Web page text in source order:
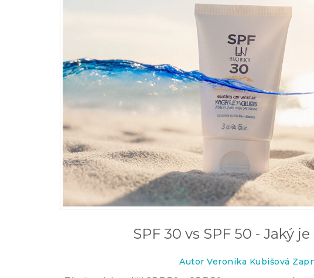
SPF 30 vs SPF 50 - Jaký
Autor Veronika Kubišová
Ráno, večer nebo s
průvodce
Jaký typ kolagenu je nejlepší?
kolagen proti jiným typům
14 bře 2026